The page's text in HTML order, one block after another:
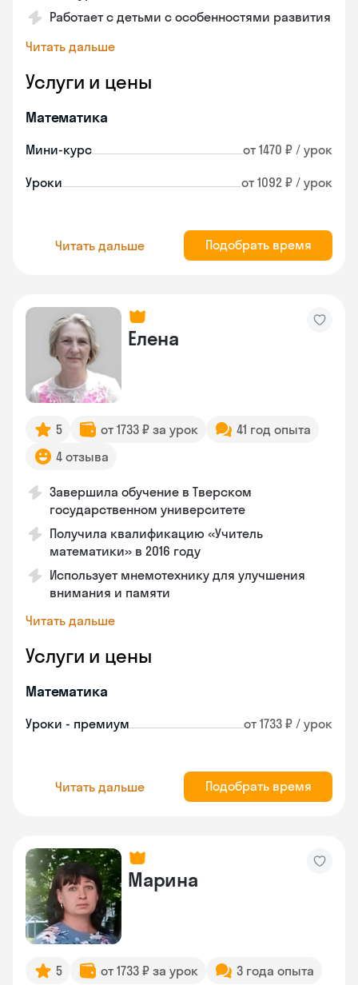
Работает с детьми с особенностями развития
Читать дальше
Услуги и цены
Математика
Мини-курс от 1470 ₽ / урок
Уроки от 1092 ₽ / урок
Читать дальше Подобрать время
Елена
5 от 1733 ₽ за урок
41 год опыта
4 отзыва
Завершила обучение в Тверском
государственном университете
Получила квалификацию «Учитель
математики» в 2016 году
Использует мнемотехнику для улучшения
внимания и памяти
Читать дальше
Услуги и цены
Математика
Уроки - премиум от 1733 ₽ / урок
Читать дальше Подобрать время
Марина
5 от 1733 ₽ за урок 3 года опыта